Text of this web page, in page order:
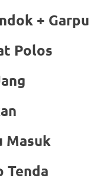
+ Garpu
Polos
Masuk
Tenda